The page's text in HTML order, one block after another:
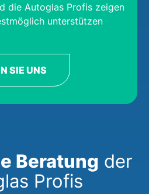
die Autoglas Profis zeigen
unterstützen
SIE UNS
Beratung der
Profis